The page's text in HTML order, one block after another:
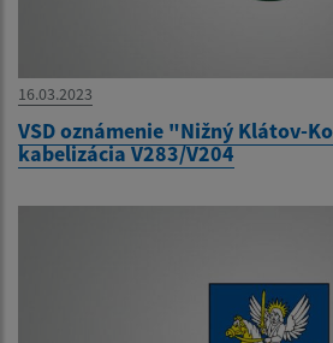
16.03.2023
VSD oznámenie "Nižný Klátov-
kabelizácia V283/V204